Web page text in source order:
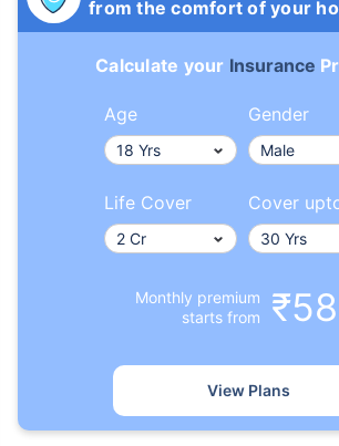
from the comfort of your
Calculate your Insurance
Age Gender
Life Cover Cover
Monthly premium
starts from
View Plans